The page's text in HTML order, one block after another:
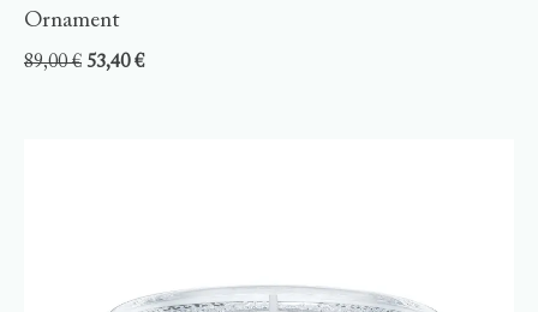
Ornament
89,00€ 53,40€